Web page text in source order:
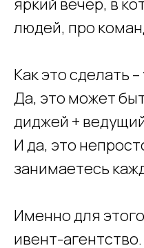
яркий вечер, в
людей, про
Как это сделать
Да, это может
диджей +
И да, это
занимаетесь
Именно для
ивент-